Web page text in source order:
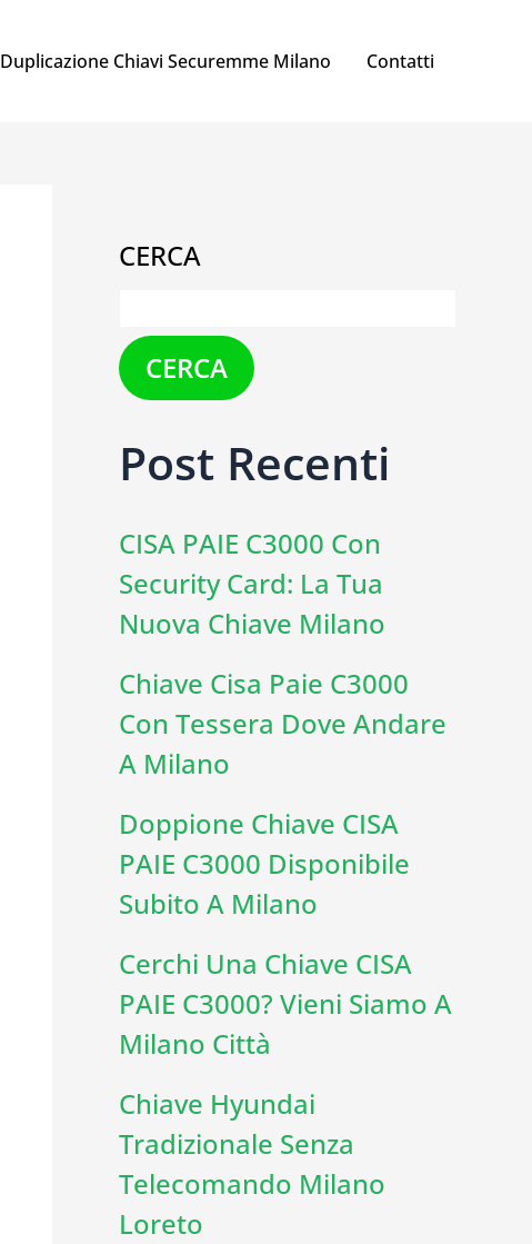
Chiavi Securemme Milano Contatti
CERCA
CERCA
Post Recenti
CISA PAIE C3000 Con
Security Card: La Tua
Nuova Chiave Milano
Chiave Cisa Paie C3000
Con Tessera Dove Andare
A Milano
Doppione Chiave CISA
PAIE C3000 Disponibile
Subito A Milano
Cerchi Una Chiave CISA
PAIE C3000? Vieni Siamo A
Milano Città
Chiave Hyundai
Tradizionale Senza
Telecomando Milano
Loreto